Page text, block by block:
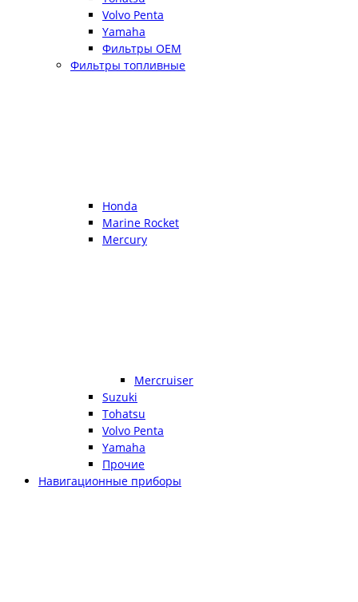
Volvo Penta
Yamaha
Фильтры OEM
Фильтры топливные
Honda
Marine Rocket
Mercury
Mercruiser
Suzuki
Tohatsu
Volvo Penta
Yamaha
Прочие
Навигационные приборы